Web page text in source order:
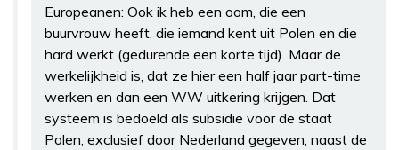
Europeanen: Ook ik heb een oom, die een
buurvrouw heeft, die iemand kent uit Polen en die
hard werkt (gedurende een korte tijd). Maar de
werkelijkheid is, dat ze hier een half jaar part-time
werken en dan een WW uitkering krijgen. Dat
systeem is bedoeld als subsidie voor de staat
Polen, exclusief door Nederland gegeven, naast de